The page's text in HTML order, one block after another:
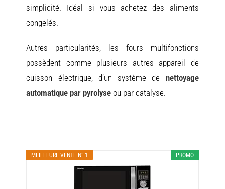
simplicité. Idéal si vous achetez des aliments
congelés.
Autres particularités, les fours multifonctions
possèdent comme plusieurs autres appareil de
cuisson électrique, d’un système de nettoyage
automatique par pyrolyse ou par catalyse.
PROMO
MEILLEURE VENTE N° 1